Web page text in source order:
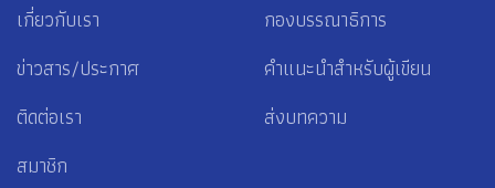
เกี่ยวกับเรา
ข่าวสาร/ประกาศ
ติดต่อเรา
สมาชิก
กองบรรณาธิการ
คำแนะนำสำหรับผู้เขียน
ส่งบทความ